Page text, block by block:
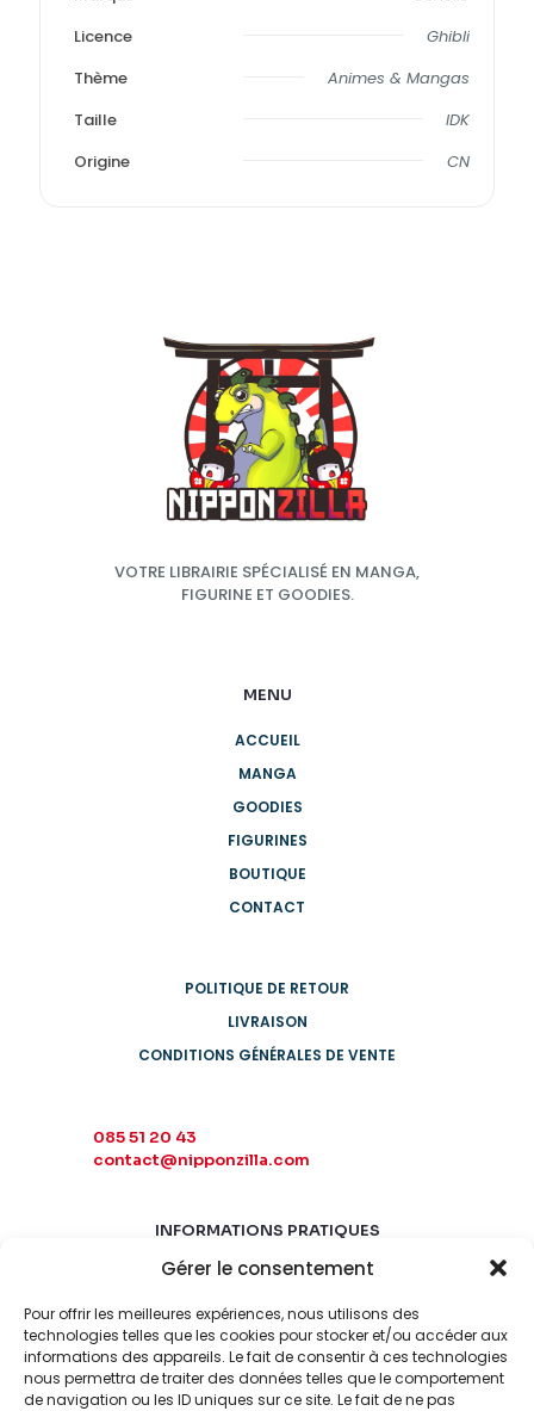
Gérer le consentement
Pour offrir les meilleures expériences, nous utilisons des
technologies telles que les cookies pour stocker et/ou accéder aux
informations des appareils. Le fait de consentir à ces technologies
nous permettra de traiter des données telles que le comportement
de navigation ou les ID uniques sur ce site. Le fait de ne pas
Licence
Ghibli
Thème
Animes & Mangas
Taille
IDK
Origine
CN
VOTRE LIBRAIRIE SPÉCIALISÉ EN MANGA,
FIGURINE ET GOODIES.
MENU
ACCUEIL
MANGA
GOODIES
FIGURINES
BOUTIQUE
CONTACT
POLITIQUE DE RETOUR
LIVRAISON
CONDITIONS GÉNÉRALES DE VENTE
085 51 20 43
contact@nipponzilla.com
INFORMATIONS PRATIQUES
MARDI-SAMEDI
LUNDI-DIMANCHE
FERMÉ